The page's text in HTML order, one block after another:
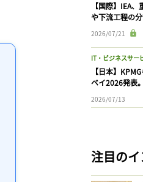
【国際】IEA
や下流工程の
2026/07/21
IT・ビジネスサー
【日本】
ベイ2026発表
2026/07/13
注目の